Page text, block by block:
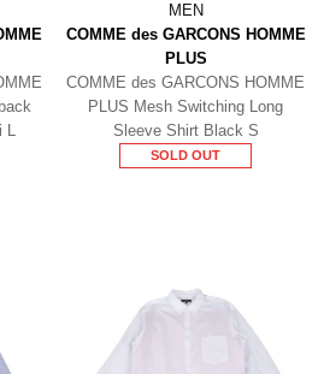
L
MEN
COMME des GARCONS HOMME
PLUS
COMME des GARCONS HOMME
PLUS Mesh Switching Long
Sleeve Shirt Black S
SOLD OUT